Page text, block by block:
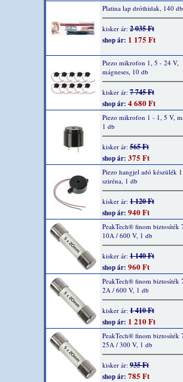
Platina lap dróthidak, 140
kisker ár: 2 035 Ft
shop ár: 1 175 Ft
Piezo mikrofon 1, 5 - 24 V,
mágneses, 10 db
kisker ár: 7 745 Ft
shop ár: 4 680 Ft
Piezo mikrofon 1 - 1, 5 V,
1 db
kisker ár: 565 Ft
shop ár: 375 Ft
Piezo hangjel adó készülék
sziréna, 1 db
kisker ár: 1 120 Ft
shop ár: 940 Ft
PeakTech® finom biztosíték
10A / 600 V, 1 db
kisker ár: 1 140 Ft
shop ár: 960 Ft
PeakTech® finom biztosíték
2A / 600 V, 1 db
kisker ár: 1 410 Ft
shop ár: 1 210 Ft
PeakTech® finom biztosíték
25A / 300 V, 1 db
kisker ár: 935 Ft
shop ár: 785 Ft